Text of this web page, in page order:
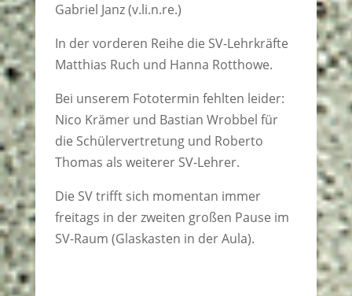
Gabriel Janz (v.li.n.re.)
In der vorderen Reihe die SV-Lehrkräfte
Matthias Ruch und Hanna Rotthowe.
Bei unserem Fototermin fehlten leider:
Nico Krämer und Bastian Wrobbel für
die Schülervertretung und Roberto
Thomas als weiterer SV-Lehrer.
Die SV trifft sich momentan immer
freitags in der zweiten großen Pause im
SV-Raum (Glaskasten in der Aula).